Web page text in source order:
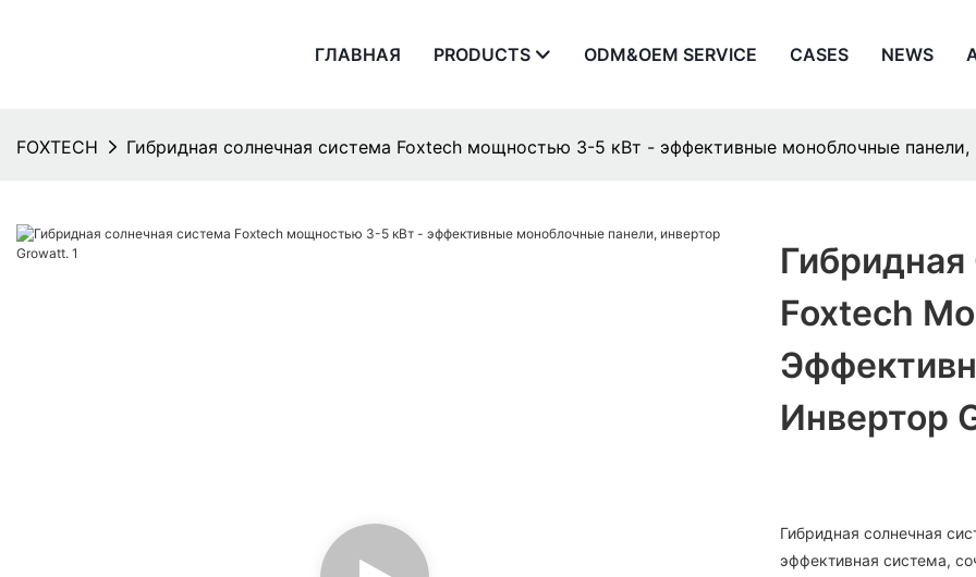
ГЛАВНАЯ PRODUCTS ODM&OEM SERVICE CASES NEWS
FOXTECH Гибридная солнечная система Foxtech мощностью 3-5 кВт - эффективные моноблочные панели,
Foxtech
Инвертор
Гибридная солнечная
эффективная система,